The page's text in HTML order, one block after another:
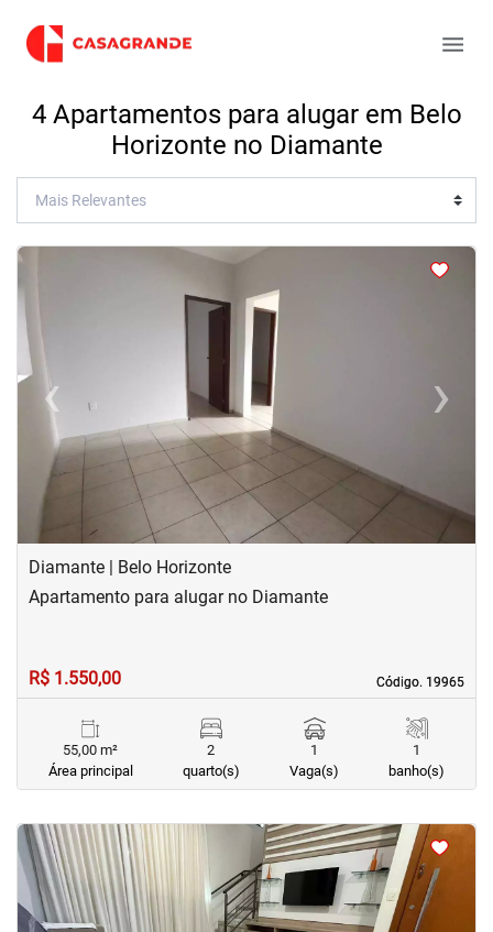
4 Apartamentos para alugar em Belo
Horizonte no Diamante
<
‹Previous ›Next
Diamante | Belo Horizonte
Código. 19965
Código. 19965
Apartamento para alugar no Diamante
R$ 1.550,00
55,00 m²
Área principal
2
quarto(s)
1
Vaga(s)
1
banho(s)
<<<<